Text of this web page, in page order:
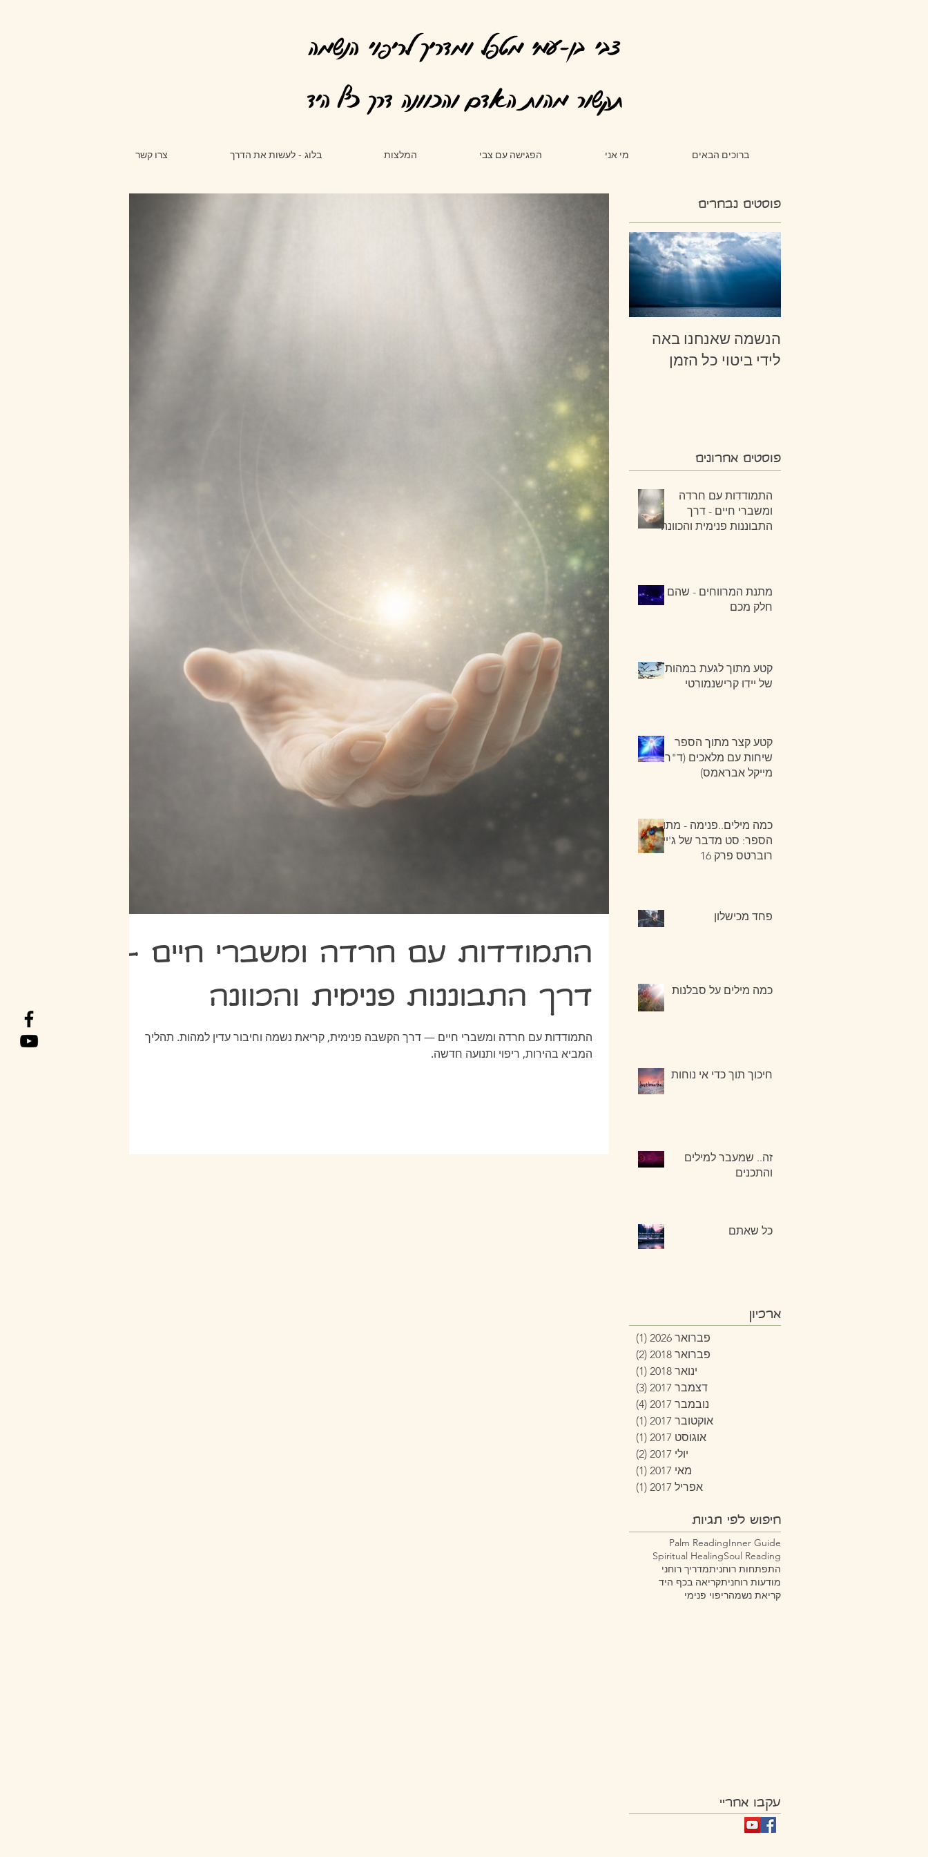
צבי בן-עמי מטפל ומדריך לריפוי הנשמה
תקשור מהות האדם והכוונה דרך כף היד
ברוכים הבאים מי אני הפגישה עם צבי המלצות בלוג - לעשות את הדרך צרו קשר
התמודדות עם חרדה ומשברי חיים -
דרך התבוננות פנימית והכוונה
התמודדות עם חרדה ומשברי חיים — דרך הקשבה פנימית, קריאת נשמה וחיבור עדין למהות. תהליך
המביא בהירות, ריפוי ותנועה חדשה.
פוסטים נבחרים
הנשמה שאנחנו באה
לידי ביטוי כל הזמן
פוסטים אחרונים
התמודדות עם חרדה
ומשברי חיים - דרך
התבוננות פנימית והכוונה
מתנת המרווחים - שהם
חלק מכם
קטע מתוך לגעת במהות
של יידו קרישנמורטי
קטע קצר מתוך הספר
שיחות עם מלאכים (ד"ר
מייקל אבראמס)
כמה מילים..פנימה - מתוך
הספר: סט מדבר של ג'יין
רוברטס פרק 16
פחד מכישלון
כמה מילים על סבלנות
חיכוך תוך כדי אי נוחות
זה.. שמעבר למילים
והתכנים
כל שאתם
ארכיון
פברואר 2026 (1)
פברואר 2018
(2)
ינואר 2018
(1)
דצמבר 2017
(3)
נובמבר 2017
(4)
אוקטובר 2017
(1)
אוגוסט 2017
(1)
יולי 2017
(2)
מאי 2017
(1)
אפריל 2017
(1)
חיפוש לפי תגיות
Inner Guide
Palm Reading
Soul Reading
Spiritual Healing
התפתחות רוחניתמדריך רוחני
מודעות רוחניתקריאה בכף היד
קריאת נשמהריפוי פנימי
עקבו אחריי